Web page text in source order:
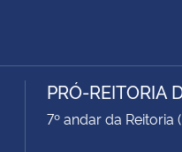
PRÓ-REITORIA
7º andar da Reitoria